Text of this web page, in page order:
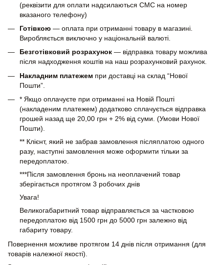
(реквізити для оплати надсилаються СМС на номер
вказаного телефону)
Готівкою — оплата при отриманні товару в магазині.
Виробляється виключно у національній валюті.
Безготівковий розрахунок — відправка товару можлива
після надходження коштів на наш розрахунковий рахунок.
Накладним платежем при доставці на склад “Нової
Пошти”.
* Якщо оплачуєте при отриманні на Новій Пошті
(накладеним платежем) додатково сплачується відправка
грошей назад ще 20,00 грн + 2% від суми. (Умови Нової
Пошти).
** Клієнт, який не забрав замовлення післяплатою одного
разу, наступні замовлення може оформити тільки за
передоплатою.
***Після замовлення бронь на неоплачений товар
зберігається протягом 3 робочих днів
Увага!
Великогабаритний товар відправляється за частковою
передоплатою від 1500 грн до 5000 грн залежно від
габариту товару.
Повернення можливе протягом 14 днів після отримання (для
товарів належної якості).